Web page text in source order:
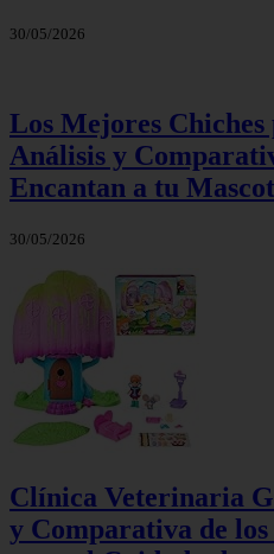
30/05/2026
Los Mejores
Análisis y
Encantan a tu
30/05/2026
Clínica Veterinaria
y Comparativa de